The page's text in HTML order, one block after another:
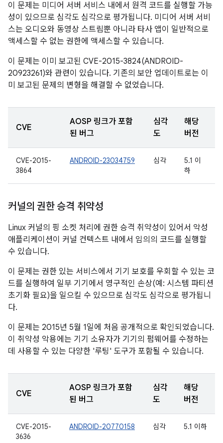
이 문제는 미디어 서버 서비스 내에서 원격 코드를 실행할 가능
성이 있으므로 심각도 심각으로 평가됩니다. 미디어 서버 서비
스는 오디오와 동영상 스트림뿐 아니라 타사 앱이 일반적으로
액세스할 수 없는 권한에 액세스할 수 있습니다.
이 문제는 이미 보고된 CVE-2015-3824(ANDROID-
20923261)와 관련이 있습니다. 기존의 보안 업데이트로는 이
미 보고된 문제의 변형을 해결할 수 없었습니다.
CVE
AOSP 링크가 포함
된 버그
심각
도
해당
버전
CVE-2015-
3864
ANDROID-23034759 심각
5.1 이
하
커널의 권한 승격 취약성
Linux 커널의 핑 소켓 처리에 권한 승격 취약성이 있어서 악성
애플리케이션이 커널 컨텍스트 내에서 임의의 코드를 실행할
수 있습니다.
이 문제는 권한 있는 서비스에서 기기 보호를 우회할 수 있는 코
드를 실행하여 일부 기기에서 영구적인 손상(예: 시스템 파티션
초기화 필요)을 일으킬 수 있으므로 심각도 심각으로 평가됩니
다.
이 문제는 2015년 5월 1일에 처음 공개적으로 확인되었습니다.
이 취약성 악용에는 기기 소유자가 기기의 펌웨어를 수정하는
데 사용할 수 있는 다양한 '루팅' 도구가 포함될 수 있습니다.
CVE
AOSP 링크가 포함
된 버그
심각
도
해당
버전
CVE-2015-
3636
ANDROID-20770158 심각 5.1 이하